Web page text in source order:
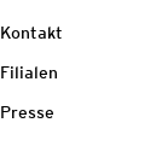
Kontakt
Filialen
Presse